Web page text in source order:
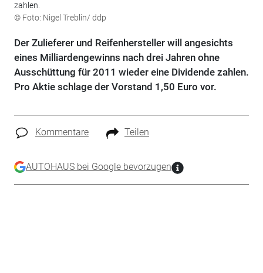
zahlen.
© Foto: Nigel Treblin/ ddp
Der Zulieferer und Reifenhersteller will angesichts
eines Milliardengewinns nach drei Jahren ohne
Ausschüttung für 2011 wieder eine Dividende zahlen.
Pro Aktie schlage der Vorstand 1,50 Euro vor.
Kommentare Teilen
AUTOHAUS bei Google bevorzugen